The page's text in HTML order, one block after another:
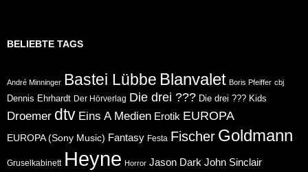
BELIEBTE TAGS
André Minninger Bastei Lübbe Blanvalet Boris Pfeiffer cbj
Dennis Ehrhardt Der Hörverlag Die drei ??? Die drei ??? Kids
Droemer dtv Eins A Medien Erotik EUROPA
EUROPA (Sony Music) Fantasy Festa Fischer Goldmann
Gruselkabinett Heyne Horror Jason Dark John Sinclair